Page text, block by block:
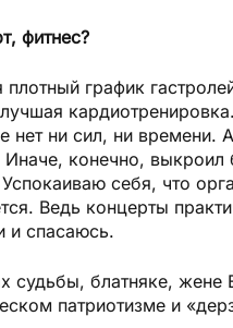
фитнес?
график
нет ни сил, ни времени.
Иначе, конечно, выкроил
себя, что
Ведь концерты
и спасаюсь.
судьбы, блатняке, жене
патриотизме и